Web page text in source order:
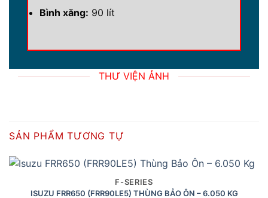
Bình xăng: 90 lít
THƯ VIỆN ẢNH
SẢN PHẨM TƯƠNG TỰ
F-SERIES
ISUZU FRR650 (FRR90LE5) THÙNG BẢO ÔN – 6.050 KG